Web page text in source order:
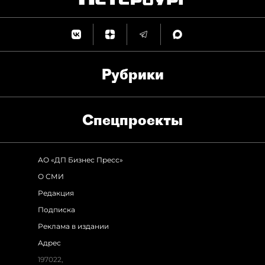
Рубрики
Спец­проекты
АО «ДП Бизнес Пресс»
О СМИ
Редакция
Подписка
Реклама в издании
Адрес
197022,